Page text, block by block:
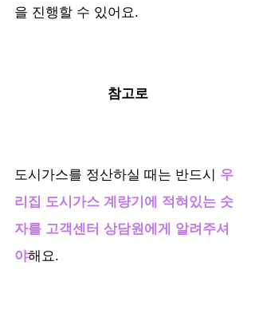
을 진행할 수 있어요.
참고로
도시가스를 정산하실 때는 반드시 우
리집 도시가스 계량기에 적혀있는 숫
자를 고객센터 상담원에게 알려주셔
야해요.